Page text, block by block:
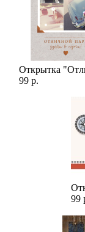
Открытка
99 р.
99